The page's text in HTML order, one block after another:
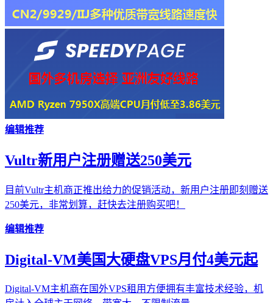
编辑推荐
Vultr新用户注册赠送250美元
目前Vultr主机商正推出给力的促销活动，新用户注册即刻赠送
250美元，非常划算，赶快去注册购买吧！
编辑推荐
Digital-VM美国大硬盘VPS月付4美元起
Digital-VM主机商在国外VPS租用方便拥有丰富技术经验，机